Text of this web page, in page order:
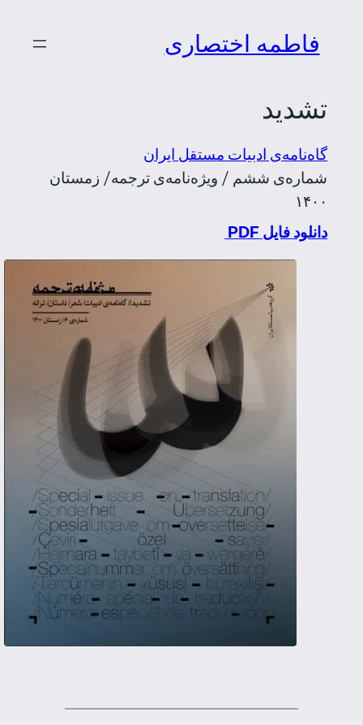
فاطمه اختصاری
تشدید
گاه‌نامه‌ی ادبیات مستقل ایران
شماره‌ی ششم / ویژه‌نامه‌ی ترجمه/ زمستان
۱۴۰۰
دانلود فایل PDF